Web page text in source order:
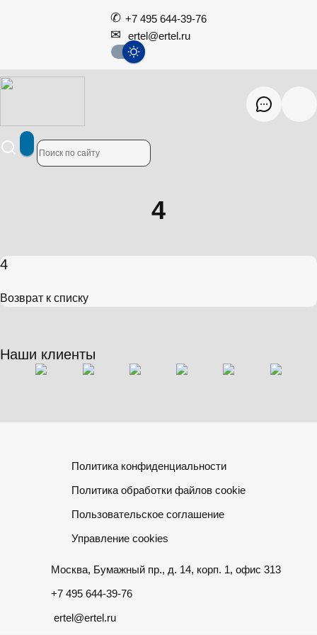
+7 495 644-39-76
ertel@ertel.ru
4
4
Возврат к списку
Наши клиенты
Политика конфиденциальности
Политика обработки файлов cookie
Пользовательское соглашение
Управление cookies
Москва, Бумажный пр., д. 14, корп. 1, офис 313
+7 495 644-39-76
ertel@ertel.ru